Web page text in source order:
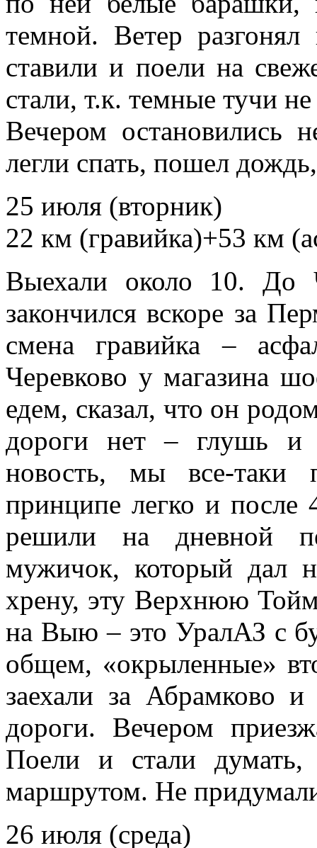
темной. Ветер
ставили и поели на
стали, т.к. темные тучи
Вечером остановились
легли спать, пошел
25 июля (вторник)
22 км (гравийка)+53 км
Выехали около 10. До
закончился вскоре за
смена гравийка –
Черевково у магазина
едем, сказал, что он
дороги нет – глушь и
новость, мы все-таки
принципе легко и после
решили на дневной
мужичок, который дал
хрену, эту Верхнюю
на Выю – это УралАЗ с
общем, «окрыленные»
заехали за Абрамково и
дороги. Вечером
Поели и стали
маршрутом. Не
26 июля (среда)